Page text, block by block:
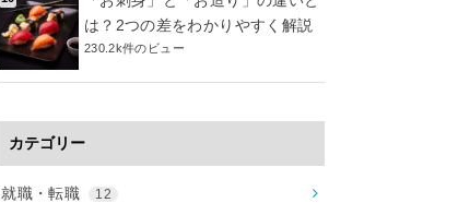
は？2つの差をわかりやすく解説
230.2k件のビュー
カテゴリー
就職・転職 12